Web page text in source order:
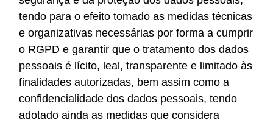
tendo para o efeito tomado as medidas técnicas
e organizativas necessárias por forma a cumprir
o RGPD e garantir que o tratamento dos dados
pessoais é lícito, leal, transparente e limitado às
finalidades autorizadas, bem assim como a
confidencialidade dos dados pessoais, tendo
adotado ainda as medidas que considera